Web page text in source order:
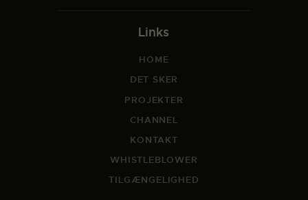
Links
HOME
DET SKER
PROJEKTER
CHANNEL
KONTAKT
WHISTLEBLOWER
TILGÆNGELIGHED